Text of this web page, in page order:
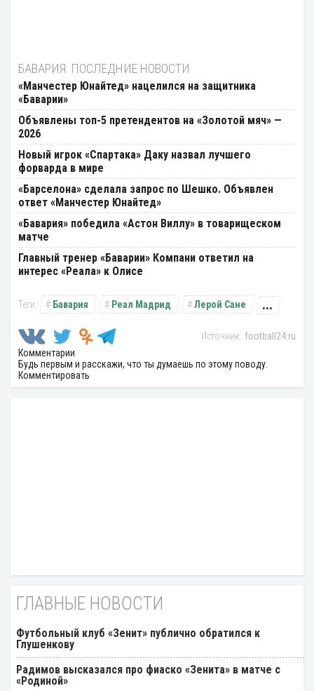
БАВАРИЯ: ПОСЛЕДНИЕ НОВОСТИ
«Манчестер Юнайтед» нацелился на защитника
«Баварии»
Объявлены топ-5 претендентов на «Золотой мяч» —
2026
Новый игрок «Спартака» Даку назвал лучшего
форварда в мире
«Барселона» сделала запрос по Шешко. Объявлен
ответ «Манчестер Юнайтед»
«Бавария» победила «Астон Виллу» в товарищеском
матче
Главный тренер «Баварии» Компани ответил на
интерес «Реала» к Олисе
Бавария Реал Мадрид Лерой Сане ...
football24.ru
Комментарии
Будь первым и расскажи, что ты думаешь по этому поводу.
Комментировать
ГЛАВНЫЕ НОВОСТИ
Футбольный клуб «Зенит» публично обратился к
Глушенкову
Радимов высказался про фиаско «Зенита» в матче с
«Родиной»